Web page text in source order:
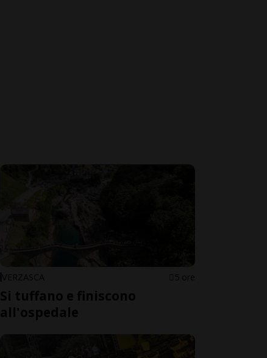
VERZASCA 5 ore
Si tuffano e finiscono
all'ospedale